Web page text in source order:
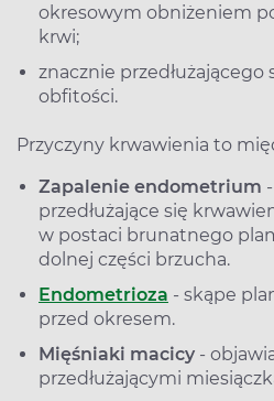
okresowym obniżeniem
krwi;
znacznie
obfitości.
Przyczyny krwawienia to
Zapalenie endometrium
przedłużające się
w postaci brunatnego
dolnej części brzucha.
Endometrioza - skąpe
przed okresem.
Mięśniaki macicy -
przedłużającymi